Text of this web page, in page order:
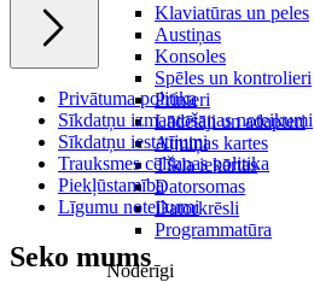
Klaviatūras un peles
Austiņas
Konsoles
Spēles un kontrolieri
Printeri
Lādētāji un adapteri
Atmiņas kartes
Tīkla iekārtas
Datorsomas
Datorkrēsli
Programmatūra
Noderīgi
Privātuma politika
Sīkdatņu izmantošanas noteikumi
Sīkdatņu iestatījumi
Trauksmes celšanas politika
Piekļūstamība
Līgumu noteikumi
Seko mums